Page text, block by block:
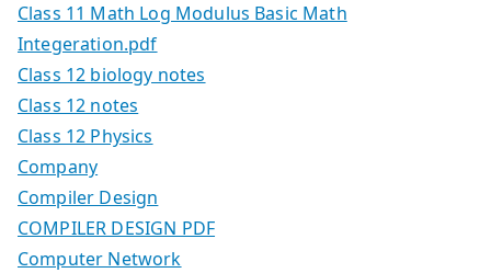
Class 11 Math Log Modulus Basic Math
Integeration.pdf
Class 12 biology notes
Class 12 notes
Class 12 Physics
Company
Compiler Design
COMPILER DESIGN PDF
Computer Network